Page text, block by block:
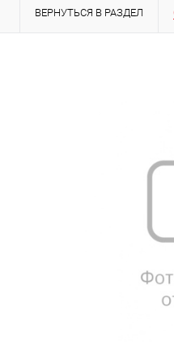
ВЕРНУТЬСЯ В РАЗДЕЛ